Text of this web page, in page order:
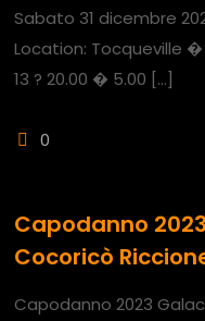
Sabato 31 dicembre
Location: Tocqueville
13 ? 20.00 � 5.00 […]
0
Capodanno
Cocoricò
Capodanno 2023